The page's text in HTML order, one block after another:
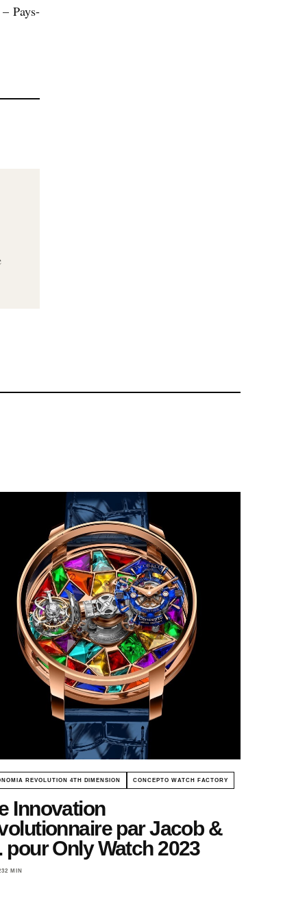
Pays-
REVOLUTION 4TH DIMENSION CONCEPTO WATCH FACTORY
Innovation
par Jacob &
pour Only Watch 2023
2 MIN